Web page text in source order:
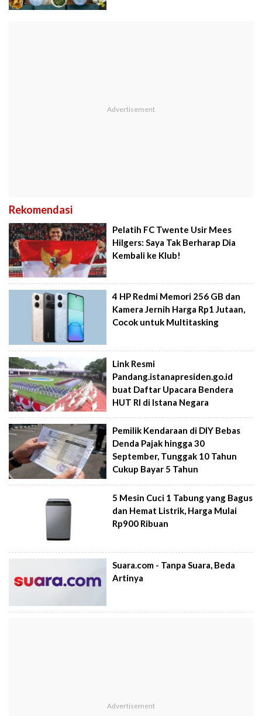
Rekomendasi
Pelatih FC Twente Usir Mees
Hilgers: Saya Tak Berharap Dia
Kembali ke Klub!
4 HP Redmi Memori 256 GB dan
Kamera Jernih Harga Rp1 Jutaan,
Cocok untuk Multitasking
Link Resmi
Pandang.istanapresiden.go.id
buat Daftar Upacara Bendera
HUT RI di Istana Negara
Pemilik Kendaraan di DIY Bebas
Denda Pajak hingga 30
September, Tunggak 10 Tahun
Cukup Bayar 5 Tahun
5 Mesin Cuci 1 Tabung yang Bagus
dan Hemat Listrik, Harga Mulai
Rp900 Ribuan
Suara.com - Tanpa Suara, Beda
Artinya